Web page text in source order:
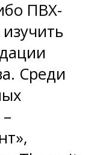
ПВХ-
Среди